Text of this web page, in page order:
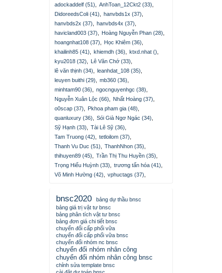
adockaddelf (51)
AnhToan_12Ckt2 (33)
DidoreedsColi (41)
hanvbds1x (37)
hanvbds2x (37)
hanvbds4x (37)
havicland003 (37)
Hoàng Nguyễn Phan (28)
hoangnhat108 (37)
Học Khiêm (36)
khailinh85 (41)
khiemdh (36) ktxd.nhat ()
kyu2018 (32)
Lê Văn Chớ (33)
lê văn thịnh (34)
leanhdat_108 (35)
leuyen buithi (29)
mb360 (36)
minhtam90 (36)
ngocnguyenhgc (38)
Nguyễn Xuân Lộc (66)
Nhất Hoàng (37)
o0scap (37)
Pkhoa pham gia (48)
quanluxury (36)
Sói Già Ngơ Ngác (34)
Sỹ Hạnh (33)
Tài Lê Sỹ (36)
Tam Truong (42)
tetloilom (37)
Thanh Vu Duc (51)
ThanhNhon (35)
thihuyen89 (45)
Trần Thị Thu Huyền (35)
Trọng Hiếu Huỳnh (33)
trương tấn hóa (41)
Võ Minh Hường (42)
vphuctags (37)
bnsc2020
bảng dự thầu bnsc
bảng giá trị vật tư bnsc
bảng phân tích vật tư bnsc
bảng đơn giá chi tiết bnsc
chuyển đổi cấp phối vữa
chuyển đổi cấp phối vữa bnsc
chuyển đổi nhóm nc bnsc
chuyển đổi nhóm nhân công
chuyển đổi nhóm nhân công bnsc
chỉnh sửa template bnsc